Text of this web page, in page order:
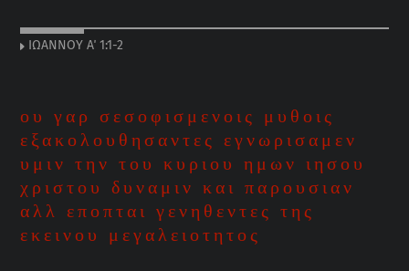
ΙΩΑΝΝΟΥ Α΄ 1:1-2
ου γαρ σεσοφισμενοις μυθοις
εξακολουθησαντες εγνωρισαμεν
υμιν την του κυριου ημων ιησου
χριστου δυναμιν και παρουσιαν
αλλ εποπται γενηθεντες της
εκεινου μεγαλειοτητος